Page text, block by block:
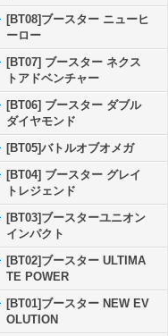
[BT08]ブースター ニューヒ
ーロー
[BT07] ブースター ネクス
トアドベンチャー
[BT06] ブースター ダブル
ダイヤモンド
[BT05]バトルオブオメガ
[BT04] ブースター グレイ
トレジェンド
[BT03]ブースターユニオン
インパクト
[BT02]ブースター ULTIMA
TE POWER
[BT01]ブースター NEW EV
OLUTION